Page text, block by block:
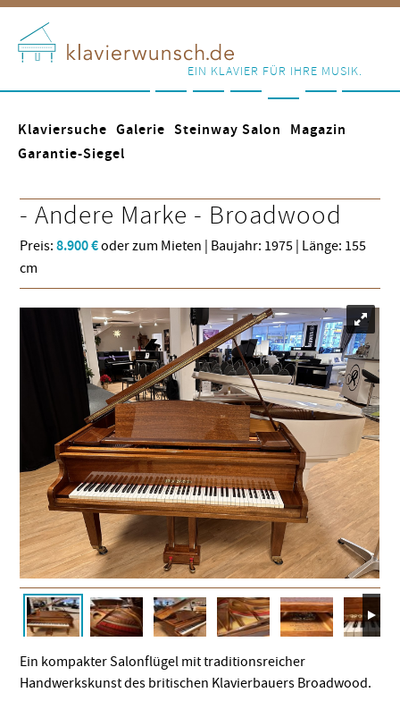
EIN KLAVIER FÜR IHRE MUSIK.
Klaviersuche Galerie Steinway Salon
Magazin
Garantie-Siegel
- Andere Marke - Broadwood
Preis:8.900 €oder zum Mieten | Baujahr: 1975 | Länge: 155
cm
Ein kompakter Salonflügel mit traditionsreicher
Handwerkskunst des britischen Klavierbauers Broadwood.